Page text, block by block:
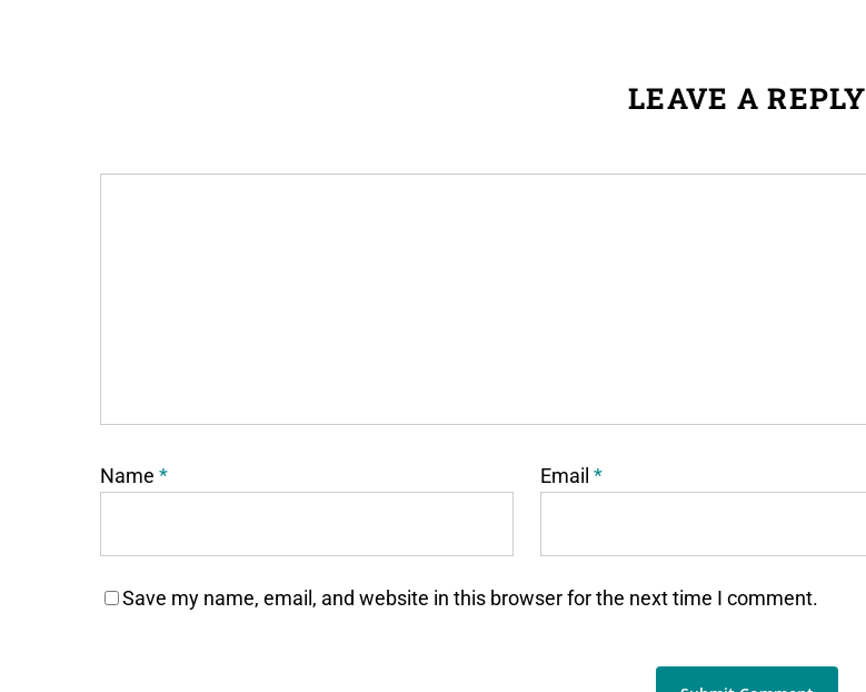
LEAVE A REPLY
Name * Email *
Save my name, email, and website in this browser for the next time I comment.